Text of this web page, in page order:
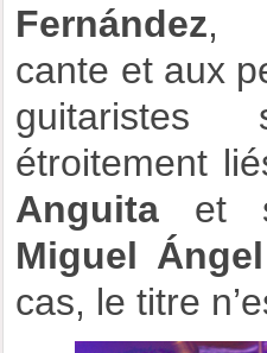
Fernández,
cante et aux
étroitement
Anguita et
Miguel
cas, le titre